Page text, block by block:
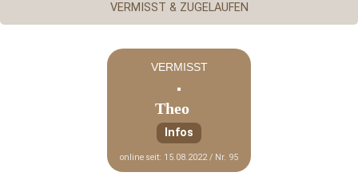
VERMISST & ZUGELAUFEN
VERMISST
Theo
Infos
online seit: 15.08.2022 / Nr. 95